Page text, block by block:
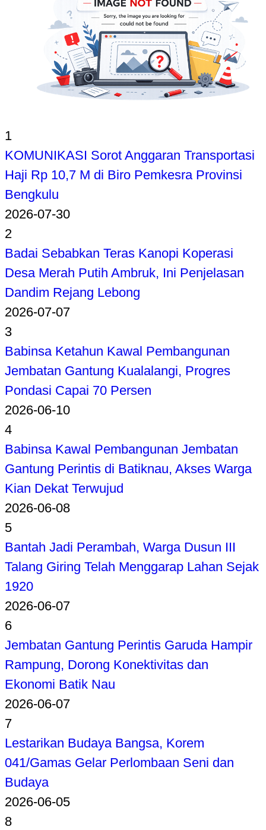
1
KOMUNIKASI Sorot Anggaran Transportasi
Haji Rp 10,7 M di Biro Pemkesra Provinsi
Bengkulu
2026-07-30
2
Badai Sebabkan Teras Kanopi Koperasi
Desa Merah Putih Ambruk, Ini Penjelasan
Dandim Rejang Lebong
2026-07-07
3
Babinsa Ketahun Kawal Pembangunan
Jembatan Gantung Kualalangi, Progres
Pondasi Capai 70 Persen
2026-06-10
4
Babinsa Kawal Pembangunan Jembatan
Gantung Perintis di Batiknau, Akses Warga
Kian Dekat Terwujud
2026-06-08
5
Bantah Jadi Perambah, Warga Dusun III
Talang Giring Telah Menggarap Lahan Sejak
1920
2026-06-07
6
Jembatan Gantung Perintis Garuda Hampir
Rampung, Dorong Konektivitas dan
Ekonomi Batik Nau
2026-06-07
7
Lestarikan Budaya Bangsa, Korem
041/Gamas Gelar Perlombaan Seni dan
Budaya
2026-06-05
8